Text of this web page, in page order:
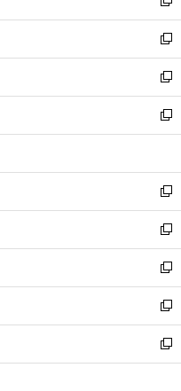
開
く
ウ
で
開
く
ン
ド
ウ
で
開
く
い
ウ
ィ
ン
ド
ウ
で
開
新
し
い
ウ
ィ
ン
ド
ウ
開
く
新
し
い
ウ
ィ
ン
ウ
で
開
く
新
し
い
ウ
ン
ド
ウ
で
開
く
新
し
ウ
ィ
ン
ド
ウ
で
開
く
新
し
い
ウ
ィ
ン
ド
ウ
で
開
新
し
い
ウ
ィ
ン
ド
ウ
新
し
い
ウ
ィ
ン
新
し
い
ウ
新
し